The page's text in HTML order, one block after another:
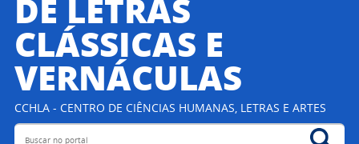
DE LETRAS
CLÁSSICAS E
VERNÁCULAS
CCHLA - CENTRO DE CIÊNCIAS HUMANAS, LETRAS E ARTES
Buscar no portal